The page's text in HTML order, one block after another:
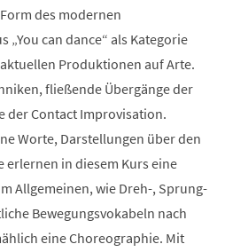
des modernen
„You can dance“ als Kategorie
Produktionen auf Arte.
fließende Übergänge der
der Contact Improvisation.
Worte, Darstellungen über den
erlernen in diesem Kurs eine
Allgemeinen, wie Dreh-, Sprung-
Bewegungsvokabeln nach
eine Choreographie. Mit